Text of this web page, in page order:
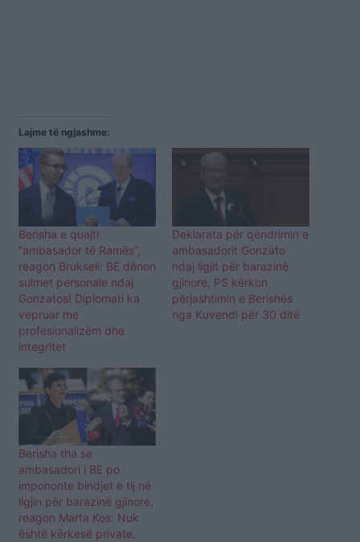
Lajme të ngjashme:
Berisha e quajti
“ambasador të Ramës”,
reagon Brukseli: BE dënon
sulmet personale ndaj
Gonzatos! Diplomati ka
vepruar me
profesionalizëm dhe
integritet
Deklarata për qëndrimin e
ambasadorit Gonzato
ndaj ligjit për barazinë
gjinore, PS kërkon
përjashtimin e Berishës
nga Kuvendi për 30 ditë
Berisha tha se
ambasadori i BE po
impononte bindjet e tij në
ligjin për barazinë gjinore,
reagon Marta Kos: Nuk
është kërkesë private,